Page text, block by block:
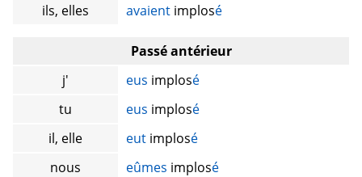
ils, elles
avaient implosé
Passé antérieur
j'
eus implosé
tu
eus implosé
il, elle
eut implosé
nous
eûmes implosé